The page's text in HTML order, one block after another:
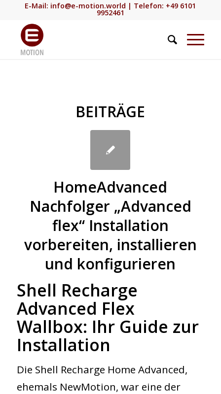
E-Mail: info@e-motion.world | Telefon: +49 6101
9952461
BEITRÄGE
HomeAdvanced
Nachfolger „Advanced
flex“ Installation
vorbereiten, installieren
und konfigurieren
Shell Recharge
Advanced Flex
Wallbox: Ihr Guide zur
Installation
Die Shell Recharge Home Advanced,
ehemals NewMotion, war eine der